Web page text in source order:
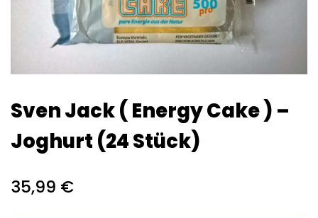
Sven Jack ( Energy Cake ) –
Joghurt (24 Stück)
35,99 €